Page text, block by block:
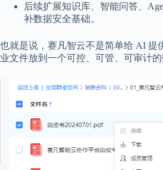
后续扩展知识库、智能问答、
补数据安全基础。
也就是说，赛凡智云不是简单给 AI 提
业文件放到一个可控、可管、可审计的